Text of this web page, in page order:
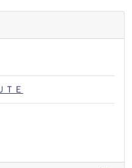
ＴＥ